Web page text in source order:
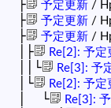
├ 予定更新 /
├ 予定更新 /
├ 予定更新 /
│├ Re[2]: 予定
││└ Re[3]: 予
│└ Re[2]: 予定
│ └ Re[3]: